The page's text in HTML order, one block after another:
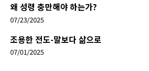
왜 성령 충만해야 하는가?
07/23/2025
조용한 전도-말보다 삶으로
07/01/2025